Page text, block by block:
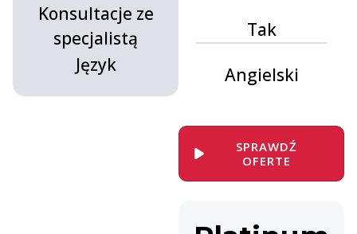
Konsultacje ze
specjalistą
Język
Tak
Angielski
SPRAWDŹ
OFERTE